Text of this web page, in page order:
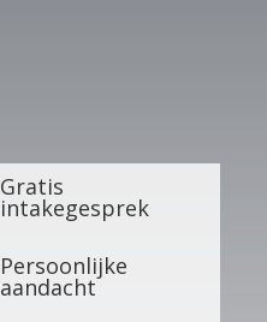
Gratis
intakegesprek
Persoonlijke
aandacht